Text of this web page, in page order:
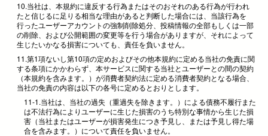
10.当社は、本規約に違反する行為またはそのおそれのある行為が行われ
たと信じるに足りる相当な理由があると判断した場合には、当該行為を
行ったユーザーアカウントの強制削除処分、投稿情報の全部もしくは一部
の削除、および公開範囲の変更等を行う場合がありますが、それによって
生じたいかなる損害についても、責任を負いません。
11.第1項ないし第10項の定めおよびその他本規約に定める当社の免責に関
する条項にかかわらず、本サービスに関する当社とユーザーとの間の契約
（本規約を含みます。）が消費者契約法に定める消費者契約となる場合、
当社の免責の内容は以下の各号に定めるとおりとします。
11-1.当社は、当社の過失（重過失を除きます。）による債務不履行また
は不法行為によりユーザーに生じた損害のうち特別な事情から生じた損
害（当社またはユーザーが損害発生につき予見し、または予見し得た場
合を含みます。）について責任を負いません。